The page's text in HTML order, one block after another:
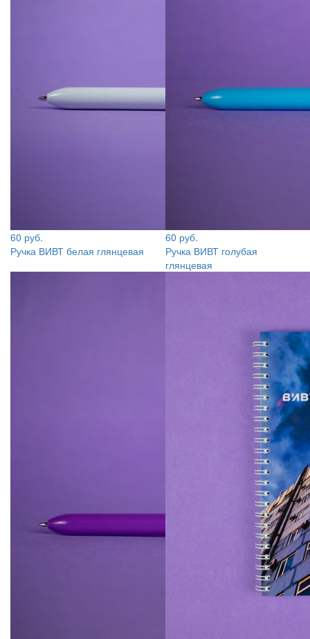
60 руб.
Ручка ВИВТ белая глянцевая
60 руб.
Ручка ВИВТ голубая
глянцевая